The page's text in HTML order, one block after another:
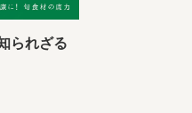
られざる